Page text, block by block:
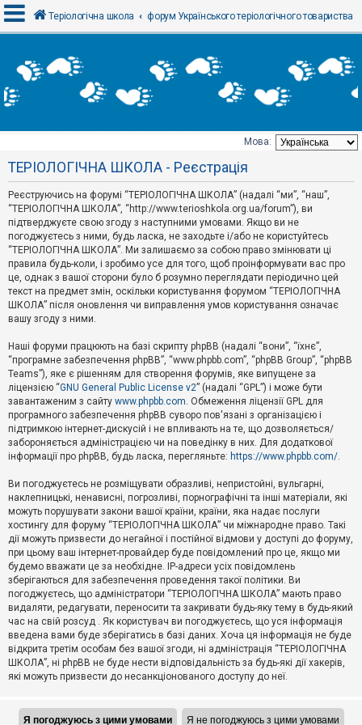
х
і
Т
е
м
и
б
е
з
в
і
д
п
о
в
і
д
й
А
к
т
и
в
н
і
м
и
П
о
ш
у
Д
о
п
о
м
Теріологічна школа форум Українського теріологічного товариства
Мова:
ТЕРІОЛОГІЧНА ШКОЛА - Реєстрація
Реєструючись на форумі “ТЕРІОЛОГІЧНА ШКОЛА” (надалі “ми”, “наш”,
“ТЕРІОЛОГІЧНА ШКОЛА”, “http://www.terioshkola.org.ua/forum”), ви
підтверджуєте свою згоду з наступними умовами. Якщо ви не
погоджуєтесь з ними, будь ласка, не заходьте і/або не користуйтесь
“ТЕРІОЛОГІЧНА ШКОЛА”. Ми залишаємо за собою право змінювати ці
правила будь-коли, і зробимо усе для того, щоб проінформувати вас про
це, однак з вашої сторони було б розумно переглядати періодично цей
текст на предмет змін, оскільки користування форумом “ТЕРІОЛОГІЧНА
ШКОЛА” після оновлення чи виправлення умов користування означає
вашу згоду з ними.
Наші форуми працюють на базі скрипту phpBB (надалі “вони”, “їхнє”,
“програмне забезпечення phpBB”, “www.phpbb.com”, “phpBB Group”, “phpBB
Teams”), яке є рішенням для створення форумів, яке випущене за
ліцензією “GNU General Public License v2” (надалі “GPL”) і може бути
завантаженим з сайту www.phpbb.com. Обмеження ліцензії GPL для
програмного забезпечення phpBB суворо пов'язані з організацією і
підтримкою інтернет-дискусій і не впливають на те, що дозволяється/
забороняється адміністрацією чи на поведінку в них. Для додаткової
інформації про phpBB, будь ласка, перегляньте: https://www.phpbb.com/.
Ви погоджуєтесь не розміщувати образливі, непристойні, вульгарні,
наклепницькі, ненависні, погрозливі, порнографічні та інші матеріали, які
можуть порушувати закони вашої країни, країни, яка надає послуги
хостингу для форуму “ТЕРІОЛОГІЧНА ШКОЛА” чи міжнародне право. Такі
дії можуть призвести до негайної і постійної відмови у доступі до форуму,
при цьому ваш інтернет-провайдер буде повідомлений про це, якщо ми
будемо вважати це за необхідне. IP-адреси усіх повідомлень
зберігаються для забезпечення проведення такої політики. Ви
погоджуєтесь, що адміністратори “ТЕРІОЛОГІЧНА ШКОЛА” мають право
видаляти, редагувати, переносити та закривати будь-яку тему в будь-який
час на свій розсуд . Як користувач ви погоджуєтесь, що уся інформація
введена вами буде зберігатись в базі даних. Хоча ця інформація не буде
відкрита третім особам без вашої згоди, ні адміністрація “ТЕРІОЛОГІЧНА
ШКОЛА”, ні phpBB не буде нести відповідальність за будь-які дії хакерів,
які можуть призвести до несанкціонованого доступу до неї.